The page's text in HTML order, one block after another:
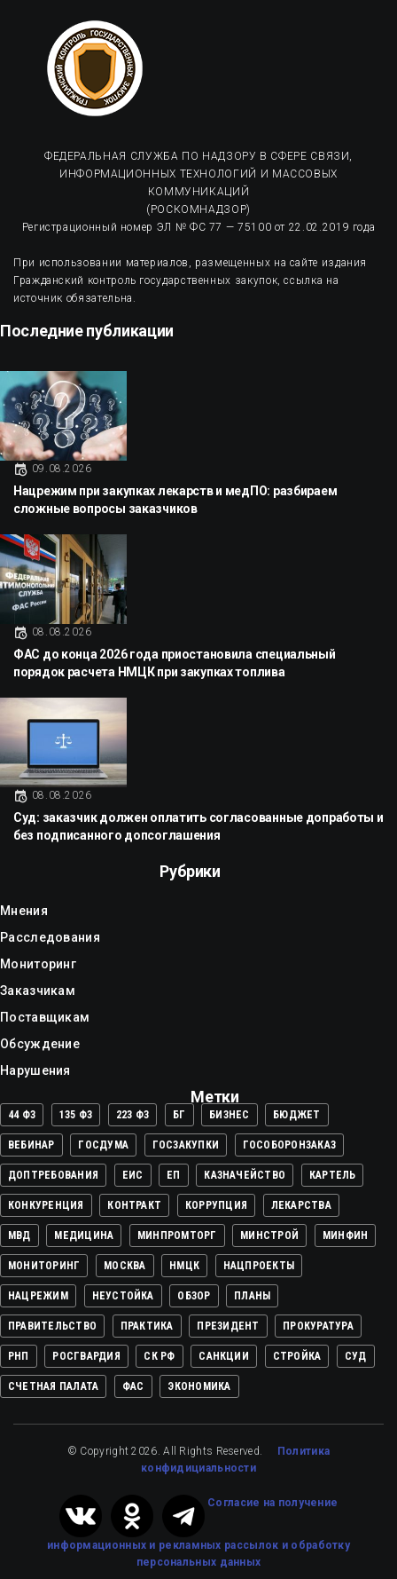
ФЕДЕРАЛЬНАЯ СЛУЖБА ПО НАДЗОРУ В СФЕРЕ СВЯЗИ,
ИНФОРМАЦИОННЫХ ТЕХНОЛОГИЙ И МАССОВЫХ
КОММУНИКАЦИЙ
(РОСКОМНАДЗОР)
Регистрационный номер ЭЛ № ФС 77 — 75100 от 22.02.2019 года
При использовании материалов, размещенных на сайте издания
Гражданский контроль государственных закупок, ссылка на
источник обязательна.
Последние публикации
09.08.2026
Нацрежим при закупках лекарств и медПО: разбираем
сложные вопросы заказчиков
08.08.2026
ФАС до конца 2026 года приостановила специальный
порядок расчета НМЦК при закупках топлива
08.08.2026
Суд: заказчик должен оплатить согласованные допработы и
без подписанного допсоглашения
Рубрики
Мнения
Расследования
Мониторинг
Заказчикам
Поставщикам
Обсуждение
Нарушения
Метки
44 ФЗ 135 ФЗ 223 ФЗ БГ БИЗНЕС БЮДЖЕТ
ВЕБИНАР ГОСДУМА ГОСЗАКУПКИ ГОСОБОРОНЗАКАЗ
ДОПТРЕБОВАНИЯ ЕИС ЕП КАЗНАЧЕЙСТВО КАРТЕЛЬ
КОНКУРЕНЦИЯ КОНТРАКТ КОРРУПЦИЯ ЛЕКАРСТВА
МВД МЕДИЦИНА МИНПРОМТОРГ МИНСТРОЙ МИНФИН
МОНИТОРИНГ МОСКВА НМЦК НАЦПРОЕКТЫ
НАЦРЕЖИМ НЕУСТОЙКА ОБЗОР ПЛАНЫ
ПРАВИТЕЛЬСТВО ПРАКТИКА ПРЕЗИДЕНТ ПРОКУРАТУРА
РНП РОСГВАРДИЯ СК РФ САНКЦИИ СТРОЙКА СУД
СЧЕТНАЯ ПАЛАТА ФАС ЭКОНОМИКА
© Copyright 2026. All Rights Reserved. Политика
конфидициальности
Cогласие на получение
информационных и рекламных рассылок и обработку
персональных данных